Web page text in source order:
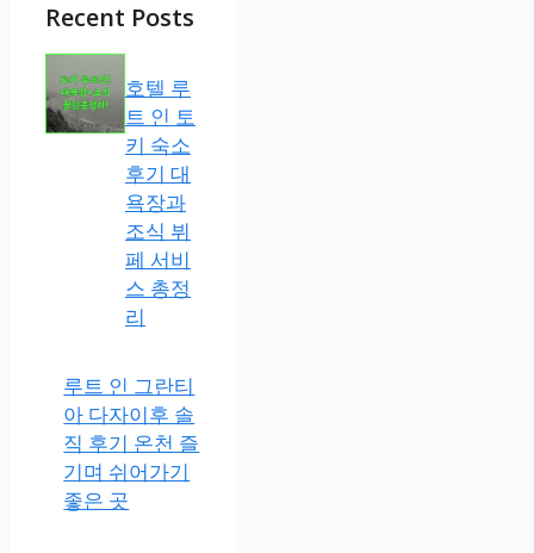
Recent Posts
호텔 루
트 인 토
키 숙소
후기 대
욕장과
조식 뷔
페 서비
스 총정
리
루트 인 그란티
아 다자이후 솔
직 후기 온천 즐
기며 쉬어가기
좋은 곳